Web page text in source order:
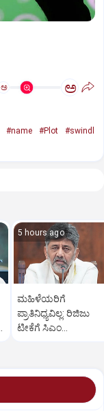
ಅ ಅ
#name #Plot
#swindl
5 hours ago
ಮಹಿಳೆಯರಿಗೆ
ಪ್ರಾತಿನಿಧ್ಯವಿಲ್ಲ: ರಿಜಿಜು
ಟೀಕೆಗೆ ಸಿಎಂ